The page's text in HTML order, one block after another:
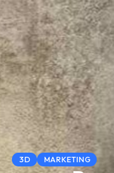
3D MARKETING